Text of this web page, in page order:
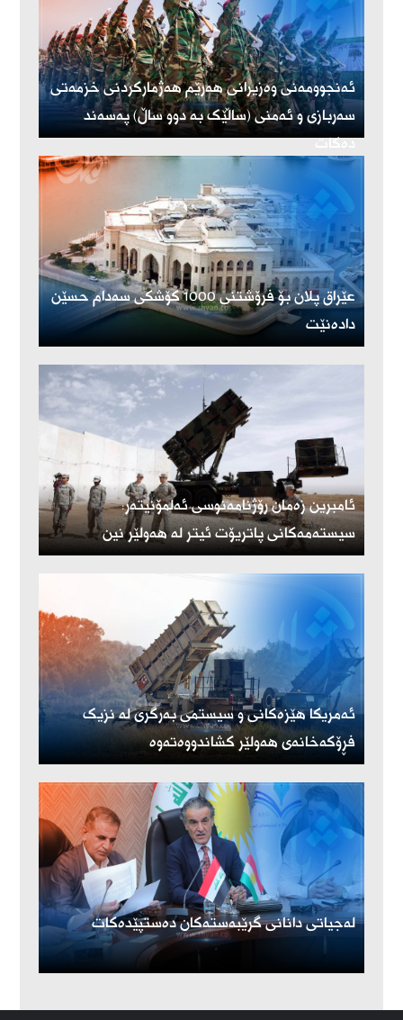
ئەنجوومەنی وەزیرانی هەرێم هەژمارکردنی خزمەتی
سەربازی و ئەمنی (ساڵێک بە دوو ساڵ) پەسەند
دەکات
عێراق پلان بۆ فرۆشتنی 1000 کۆشکی سەدام حسێن
دادەنێت
ئامبرین زەمان رۆژنامەنوسی ئەلمۆنیتەر:
سیستەمەکانی پاتریۆت ئیتر لە هەولێر نین
ئەمریكا هێزەكانی و سیستمی بەرگری لە نزیک
فڕۆكەخانەی هەولێر كشاندووەتەوە
لەجیاتی دانانی گرێبەستەکان دەستپێدەکات